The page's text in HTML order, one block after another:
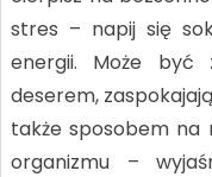
stres – napij się
energii. Może być
deserem,
także sposobem na
organizmu –